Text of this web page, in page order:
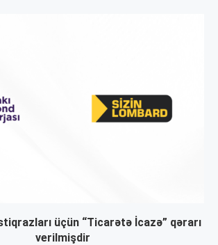
üçün “Ticarətə İcazə” qərarı
verilmişdir